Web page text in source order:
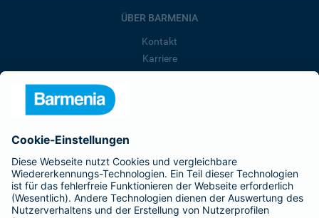
ÜBER BARMENIA
Kontakt
Karriere
Barmenia ist Teil der BarmeniaGothaer
BELIEBTE SEITEN
Kranken-Zusatzversicherung
Tierversicherungen